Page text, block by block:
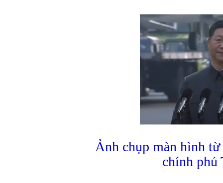
Ảnh chụp màn hình
chính phủ